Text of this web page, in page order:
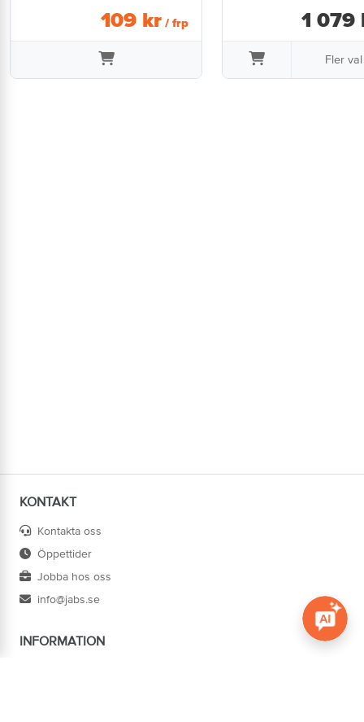
109 kr / frp 1 079
Fler
KONTAKT
Kontakta oss
Öppettider
Jobba hos oss
info@jabs.se
INFORMATION